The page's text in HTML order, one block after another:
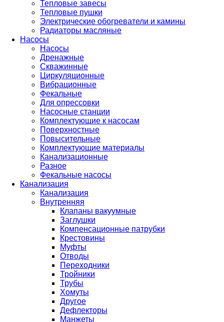
Тепловые завесы
Тепловые пушки
Электрические обогреватели и камины
Радиаторы масляные
Насосы
Насосы
Дренажные
Скважинные
Циркуляционные
Вибрационные
Фекальные
Для опрессовки
Насосные станции
Комплектующие к насосам
Поверхностные
Повысительные
Комплектующие материалы
Канализационные
Разное
Фекальные насосы
Канализация
Канализация
Внутренняя
Клапаны вакуумные
Заглушки
Компенсационные патрубки
Крестовины
Муфты
Отводы
Переходники
Тройники
Трубы
Хомуты
Другое
Дефлекторы
Манжеты